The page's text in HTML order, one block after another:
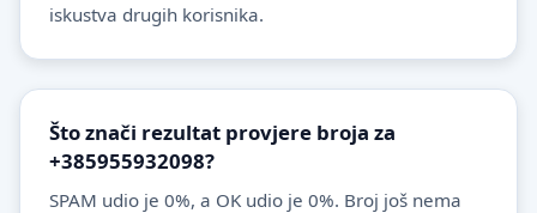
iskustva drugih korisnika.
Što znači rezultat provjere broja za
+385955932098?
SPAM udio je 0%, a OK udio je 0%. Broj još nema